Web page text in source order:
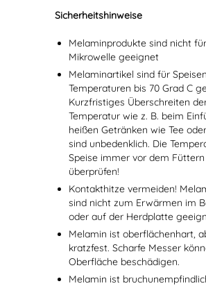
Sicherheitshinweise
Melaminprodukte sind nicht
Mikrowelle geeignet
Melaminartikel sind für
Temperaturen bis 70 Grad C
Kurzfristiges Überschreiten
Temperatur wie z. B. beim
heißen Getränken wie Tee
sind unbedenklich. Die
Speise immer vor dem
überprüfen!
Kontakthitze vermeiden!
sind nicht zum Erwärmen im
oder auf der Herdplatte
Melamin ist oberflächenhart,
kratzfest. Scharfe Messer
Oberfläche beschädigen.
Melamin ist